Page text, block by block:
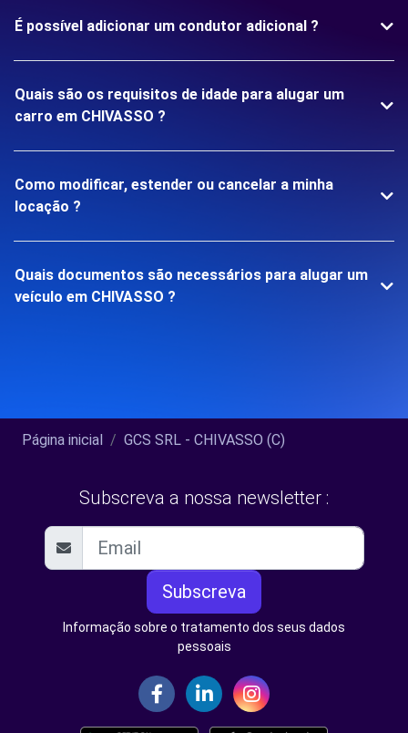
É possível adicionar um condutor adicional ?
Quais são os requisitos de idade para alugar um
carro em CHIVASSO ?
Como modificar, estender ou cancelar a minha
locação ?
Quais documentos são necessários para alugar um
veículo em CHIVASSO ?
Página inicial GCS SRL - CHIVASSO (C)
Subscreva a nossa newsletter :
Subscreva
Informação sobre o tratamento dos seus dados
pessoais